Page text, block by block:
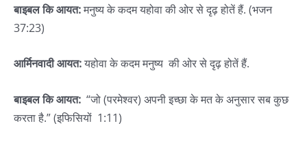
बाइबलकिआयत:मनुष्य के कदम यहोवा की ओर से दृढ़ होतें हैं. (भजन
37:23)
आर्मिनवादीआयत:यहोवा के कदम मनुष्य की ओर से दृढ़ होतें हैं.
बाइबल कि आयत: “जो (परमेश्वर) अपनी इच्छा के मत के अनुसार सब कुछ
करता है.” (इफिसियों 1:11)